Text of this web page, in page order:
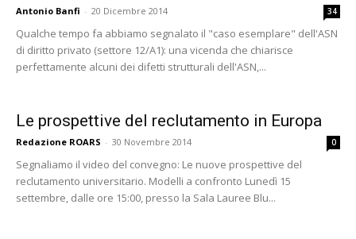
Antonio Banfi - 20 Dicembre 2014 34
Qualche tempo fa abbiamo segnalato il "caso esemplare" dell'ASN
di diritto privato (settore 12/A1): una vicenda che chiarisce
perfettamente alcuni dei difetti strutturali dell'ASN,...
Le prospettive del reclutamento in Europa
Redazione ROARS - 30 Novembre 2014 0
Segnaliamo il video del convegno: Le nuove prospettive del
reclutamento universitario. Modelli a confronto Lunedì 15
settembre, dalle ore 15:00, presso la Sala Lauree Blu...